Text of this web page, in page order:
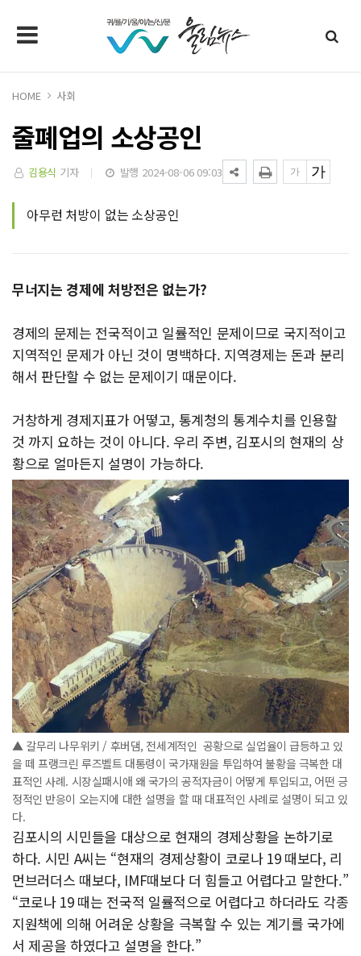
HOME 사회
줄폐업의 소상공인
김용식 기자 발행 2024-08-06 09:03
아무런 처방이 없는 소상공인
무너지는 경제에 처방전은 없는가?
경제의 문제는 전국적이고 일률적인 문제이므로 국지적이고
지역적인 문제가 아닌 것이 명백하다. 지역경제는 돈과 분리
해서 판단할 수 없는 문제이기 때문이다.
거창하게 경제지표가 어떻고, 통계청의 통계수치를 인용할
것 까지 요하는 것이 아니다. 우리 주변, 김포시의 현재의 상
황으로 얼마든지 설명이 가능하다.
▲ 갈무리 나무위키 / 후버댐, 전세계적인 공황으로 실업율이 급등하고 있
을 떼 프랭크린 루즈벨트 대통령이 국가재원을 투입하여 불황을 극복한 대
표적인 사례. 시장실패시애 왜 국가의 공적자금이 어떻게 투입되고, 어떤 긍
정적인 반응이 오는지에 대한 설명을 할 때 대표적인 사례로 설명이 되고 있
다.
김포시의 시민들을 대상으로 현재의 경제상황을 논하기로
하다. 시민 A씨는 “현재의 경제상황이 코로나 19 때보다, 리
먼브러더스 때보다, IMF때보다 더 힘들고 어렵다고 말한다.”
“코로나 19 때는 전국적 일률적으로 어렵다고 하더라도 각종
지원책에 의해 어려운 상황을 극복할 수 있는 계기를 국가에
서 제공을 하였다고 설명을 한다.”